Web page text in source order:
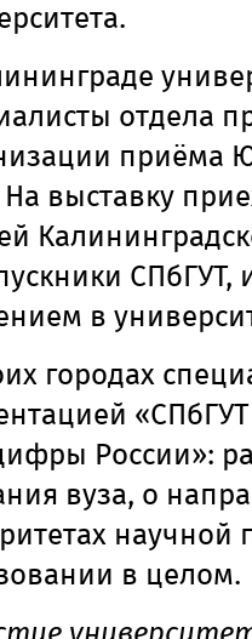
отдела
приёма
На выставку
СПбГУТ,
в
городах
России»:
вуза, о
в целом.